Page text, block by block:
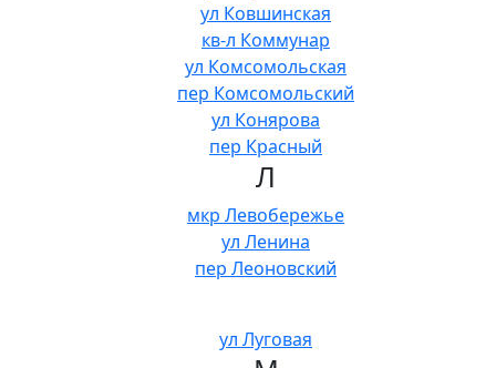
ул Ковшинская
кв-л Коммунар
ул Комсомольская
пер Комсомольский
ул Конярова
пер Красный
Л
мкр Левобережье
ул Ленина
пер Леоновский
ул Луговая